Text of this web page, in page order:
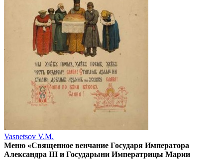
Vasnetsov V.M.
Меню «Священное венчание Государя Императора
Александра III и Государыни Императрицы Марии